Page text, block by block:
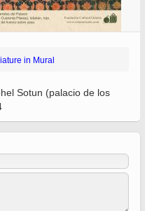
in Mural
Sotun (palacio de los